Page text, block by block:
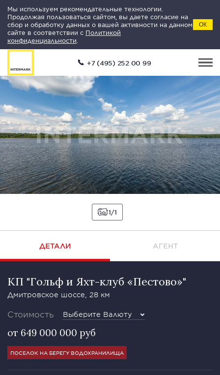
Мы используем рекомендательные технологии.
Продолжая пользоваться сайтом, вы даете согласие на
сбор и обработку данных о вашей активности на данном
сайте в соответствии с Политикой
конфиденциальности
ОК
+7 (495) 252 00 99
1 1
ДЕТАЛИ АГЕНТ
КП "Гольф и Яхт-клуб «Пестово»"
Дмитровское шоссе, 28 км
Стоимость Выберите Валюту
от 649 000 000 руб
ПОСЕЛОК НА БЕРЕГУ ВОДОХРАНИЛИЩА